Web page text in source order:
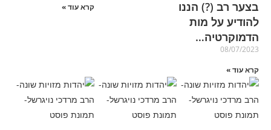
בצער רב (?) הננו
להודיע על מות
הדמוקרטיה…
08/07/2023
קרא עוד »
קרא עוד »